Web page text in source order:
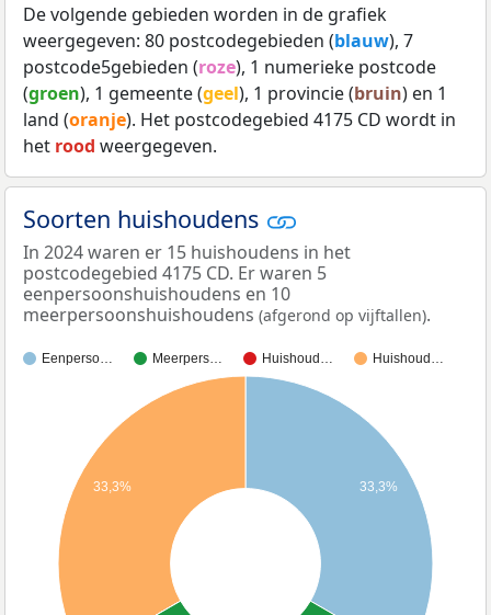
De volgende gebieden worden in de grafiek
weergegeven: 80 postcodegebieden (blauw), 7
postcode5gebieden (roze), 1 numerieke postcode
(groen), 1 gemeente (geel), 1 provincie (bruin) en 1
land (oranje). Het postcodegebied 4175 CD wordt in
het rood weergegeven.
Soorten huishoudens
In 2024 waren er 15 huishoudens in het
postcodegebied 4175 CD. Er waren 5
eenpersoonshuishoudens en 10
meerpersoonshuishoudens (afgerond op vijftallen).
Eenperso… Meerpers… Huishoud… Huishoud…
33,3%
33,3%